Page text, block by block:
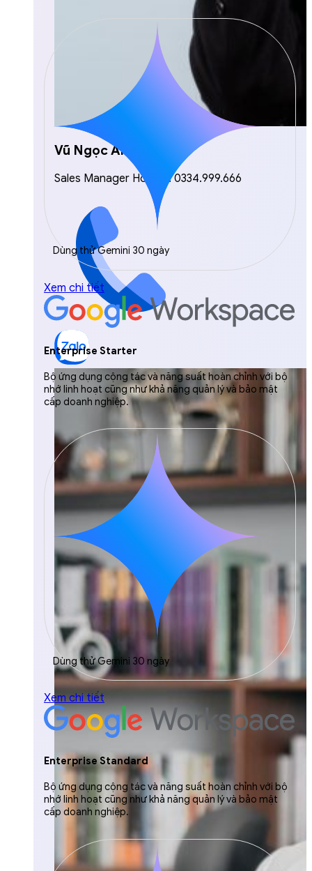
Vũ Ngọc Anh
Sales Manager Hotline: 0334.999.666
Dùng thử Gemini 30 ngày
Xem chi tiết
Enterprise Starter
Bộ ứng dụng cộng tác và năng suất hoàn chỉnh với bộ
nhớ linh hoạt cũng như khả năng quản lý và bảo mật
cấp doanh nghiệp.
Dùng thử Gemini 30 ngày
Xem chi tiết
Enterprise Standard
Bộ ứng dụng cộng tác và năng suất hoàn chỉnh với bộ
nhớ linh hoạt cũng như khả năng quản lý và bảo mật
cấp doanh nghiệp.